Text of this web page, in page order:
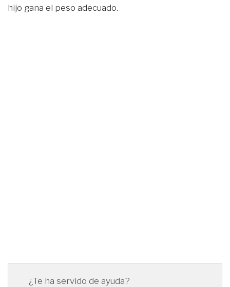
hijo gana el peso adecuado.
¿Te ha servido de ayuda?